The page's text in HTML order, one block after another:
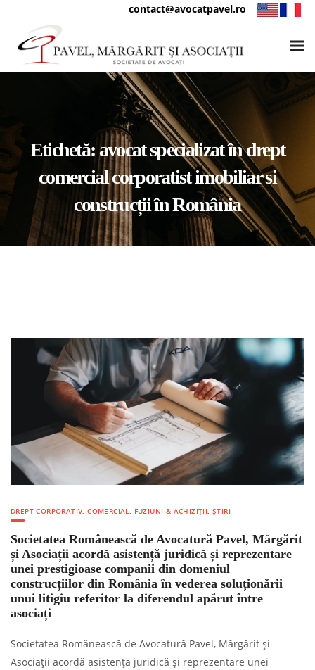
contact@avocatpavel.ro
Etichetă:avocat specializat în drept
comercial corporatist imobiliar si
construcții în România
DREPT CORPORATIV, COMERCIAL, FUZIUNI & ACHIZIȚII,ȘTIRI
Societatea Românească de Avocatură Pavel, Mărgărit
și Asociații acordă asistență juridică și reprezentare
unei prestigioase companii din domeniul
construcțiilor din România în vederea soluționării
unui litigiu referitor la diferendul apărut între
asociați
Societatea Românească de Avocatură Pavel, Mărgărit și
Asociații acordă asistență juridică și reprezentare unei